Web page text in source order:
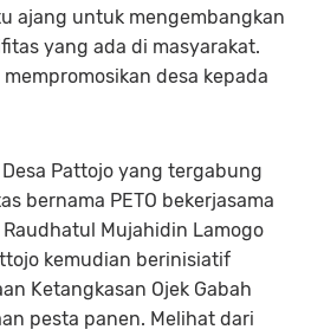
ajang untuk mengembangkan
yang ada di masyarakat.
desa kepada
Pattojo yang tergabung
bernama PETO bekerjasama
Mujahidin Lamogo
kemudian berinisiatif
Ketangkasan Ojek Gabah
pesta panen. Melihat dari